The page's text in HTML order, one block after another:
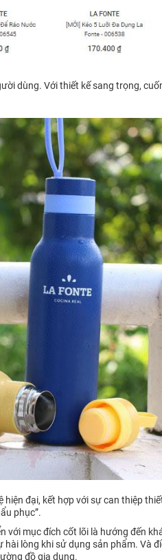
dùng. Với thiết kế sang trọng,
đại, kết hợp với sự can thiệp
phục”.
mục đích cốt lõi là hướng đến
lòng khi sử dụng sản phẩm. Và
đồ gia dụng.